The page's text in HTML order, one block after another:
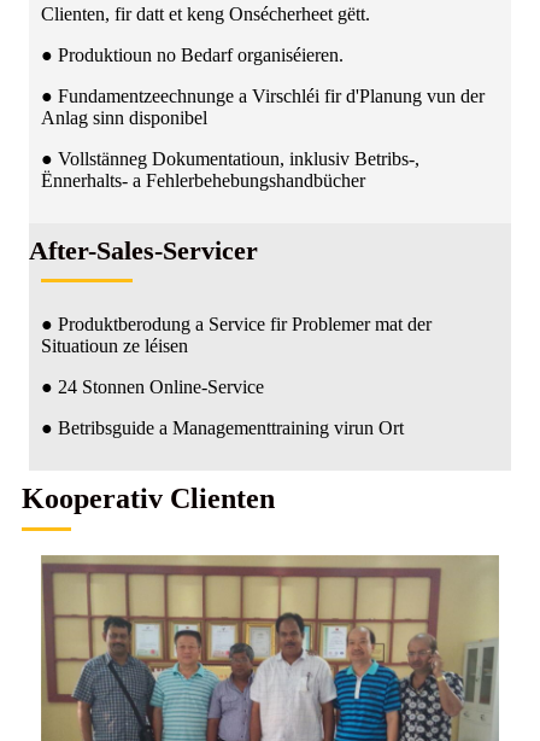
Clienten, fir datt et keng Onsécherheet gëtt.
● Produktioun no Bedarf organiséieren.
● Fundamentzeechnunge a Virschléi fir d'Planung vun der
Anlag sinn disponibel
● Vollstänneg Dokumentatioun, inklusiv Betribs-,
Ënnerhalts- a Fehlerbehebungshandbücher
After-Sales-Servicer
● Produktberodung a Service fir Problemer mat der
Situatioun ze léisen
● 24 Stonnen Online-Service
● Betribsguide a Managementtraining virun Ort
Kooperativ Clienten